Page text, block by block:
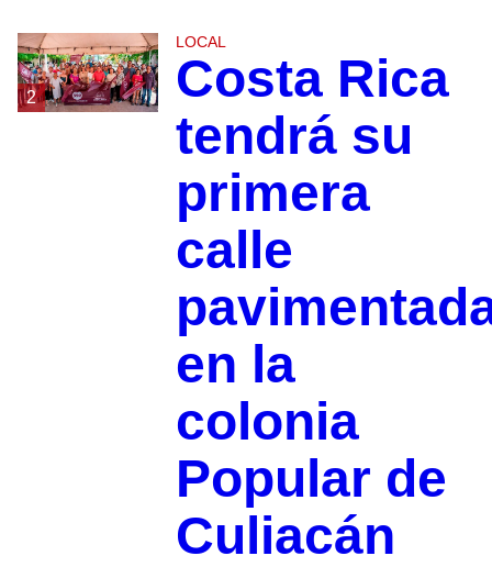
2
LOCAL
Costa Rica
tendrá su
primera
calle
en la
colonia
Popular de
Culiacán